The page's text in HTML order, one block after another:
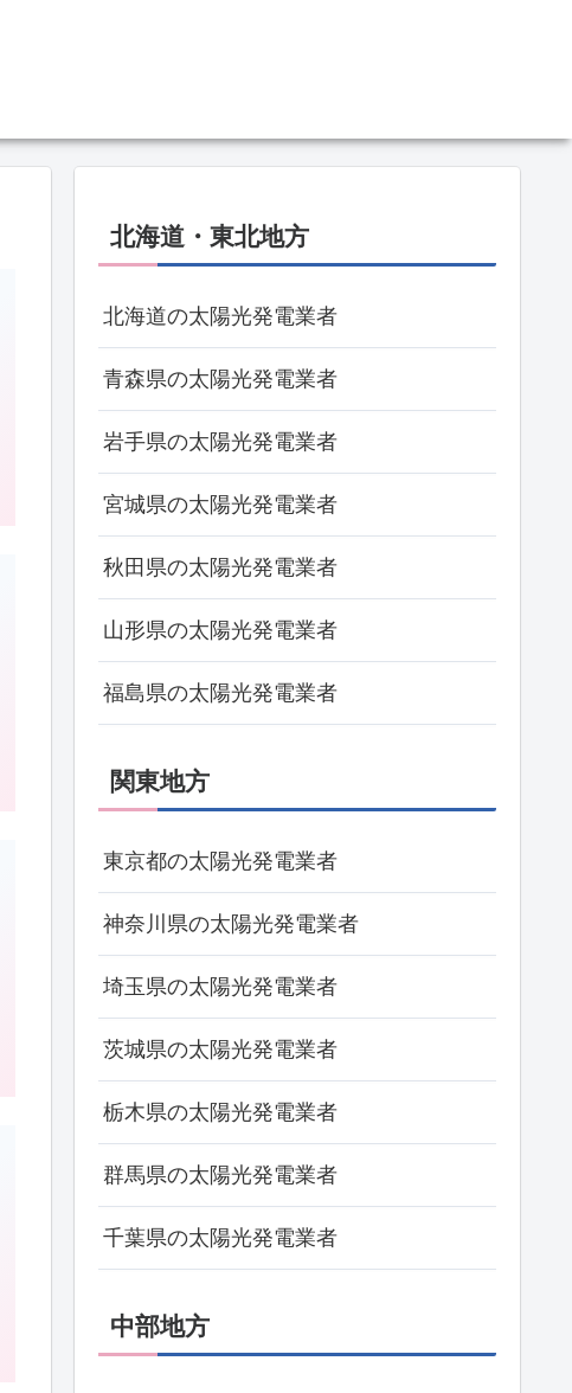
北海道・東北地方
北海道の太陽光発電業者
青森県の太陽光発電業者
岩手県の太陽光発電業者
宮城県の太陽光発電業者
秋田県の太陽光発電業者
山形県の太陽光発電業者
福島県の太陽光発電業者
関東地方
東京都の太陽光発電業者
神奈川県の太陽光発電業者
埼玉県の太陽光発電業者
茨城県の太陽光発電業者
栃木県の太陽光発電業者
群馬県の太陽光発電業者
千葉県の太陽光発電業者
中部地方